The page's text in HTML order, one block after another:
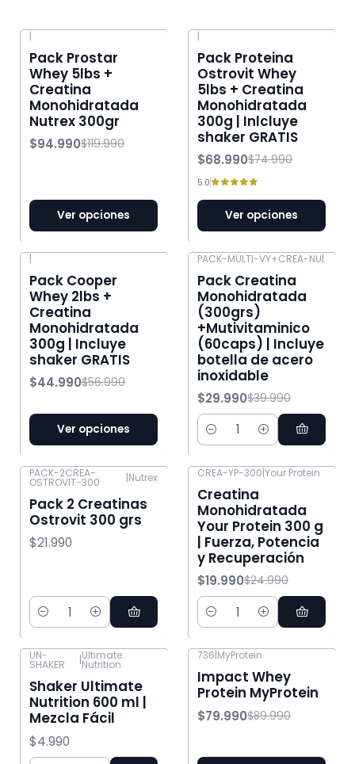
|
Pack Prostar
Whey 5lbs +
Creatina
Monohidratada
Nutrex 300gr
$94.990$119.990
Ver opciones
|
Pack Proteina
Ostrovit Whey
5lbs + Creatina
Monohidratada
300g | Inlcluye
shaker GRATIS
$68.990$74.990
5.0
Ver opciones
|
Pack Cooper
Whey 2lbs +
Creatina
Monohidratada
300g | Incluye
shaker GRATIS
$44.990$56.990
Ver opciones
PACK-MULTI-VY+CREA-NU|
Pack Creatina
Monohidratada
(300grs)
+Mutivitaminico
(60caps) | Incluye
botella de acero
inoxidable
$29.990$39.990
Cantidad
PACK-2CREA-
OSTROVIT-300 |Nutrex
Pack 2 Creatinas
Ostrovit 300 grs
$21.990
Cantidad
CREA-YP-300|Your Protein
Creatina
Monohidratada
Your Protein 300 g
| Fuerza, Potencia
y Recuperación
$19.990$24.990
Cantidad
UN-
SHAKER |Ultimate
Nutrition
Shaker Ultimate
Nutrition 600 ml |
Mezcla Fácil
$4.990
736|MyProtein
Impact Whey
Protein MyProtein
$79.990$89.990